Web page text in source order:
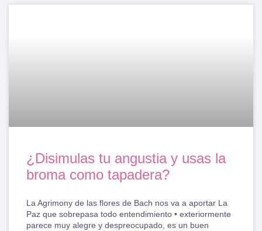
¿Disimulas tu angustia y usas la
broma como tapadera?
La Agrimony de las flores de Bach nos va a aportar La
Paz que sobrepasa todo entendimiento • exteriormente
parece muy alegre y despreocupado, es un buen